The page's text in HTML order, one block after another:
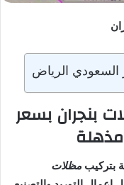
السعودي الرياض
بنجران بسعر
بتركيبمظلات